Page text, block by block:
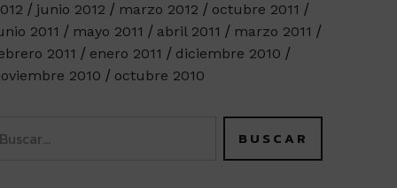
junio 2012 marzo 2012
octubre 2011
2011
mayo 2011 abril 2011
marzo 2011
2011
enero 2011
diciembre 2010
2010
octubre 2010